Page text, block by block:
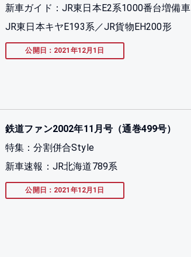
新車ガイド：JR東日本E2系1000番台増備車
JR東日本キヤE193系／JR貨物EH200形
公開日：2021年12月1日
鉄道ファン2002年11月号（通巻499号）
特集：分割併合Style
新車速報：JR北海道789系
公開日：2021年12月1日